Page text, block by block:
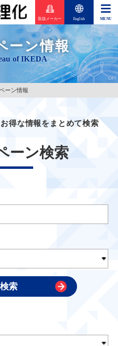
取扱メーカー English
ーン情報
ーン情報
得な情報をまとめて検索
ーン検索